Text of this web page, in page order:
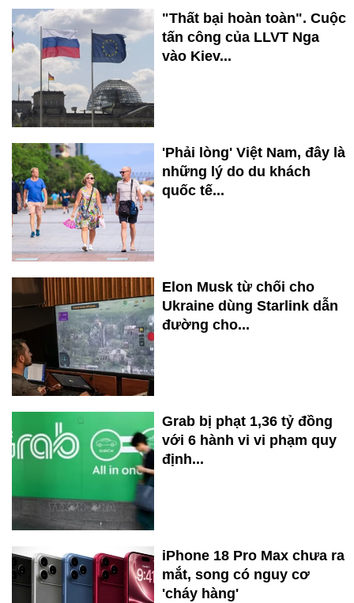
"Thất bại hoàn toàn". Cuộc
tấn công của LLVT Nga
vào Kiev...
'Phải lòng' Việt Nam, đây là
những lý do du khách
quốc tế...
Elon Musk từ chối cho
Ukraine dùng Starlink dẫn
đường cho...
Grab bị phạt 1,36 tỷ đồng
với 6 hành vi vi phạm quy
định...
iPhone 18 Pro Max chưa ra
mắt, song có nguy cơ
'cháy hàng'